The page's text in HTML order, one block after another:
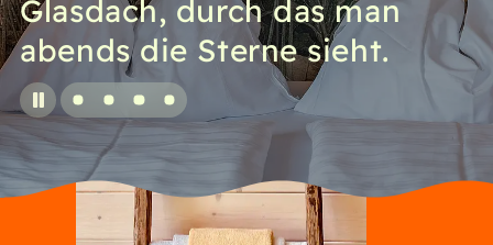
Glasdach, durch das man
abends die Sterne sieht.